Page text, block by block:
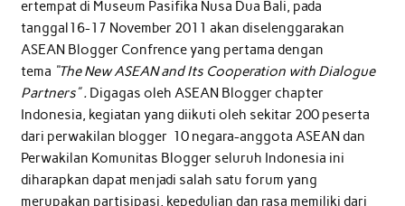
ertempat di Museum Pasifika Nusa Dua Bali, pada
tanggal16-17 November 2011 akan diselenggarakan
ASEAN Blogger Confrence yang pertama dengan
tema “The New ASEAN and Its Cooperation with Dialogue
Partners” . Digagas oleh ASEAN Blogger chapter
Indonesia, kegiatan yang diikuti oleh sekitar 200 peserta
dari perwakilan blogger 10 negara-anggota ASEAN dan
Perwakilan Komunitas Blogger seluruh Indonesia ini
diharapkan dapat menjadi salah satu forum yang
merupakan partisipasi, kepedulian dan rasa memiliki dari